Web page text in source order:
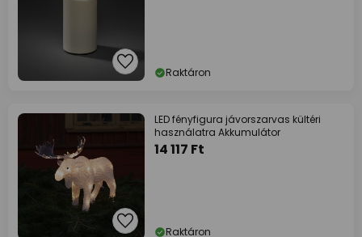
Raktáron
LED fényfigura jávorszarvas kültéri
használatra Akkumulátor
14 117 Ft
Raktáron